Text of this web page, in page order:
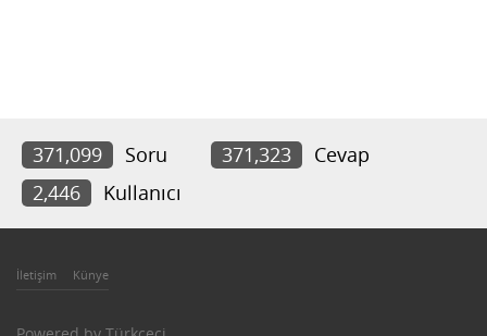
371,099 Soru 371,323
Cevap
2,446
Kullanıcı
İletişim Künye